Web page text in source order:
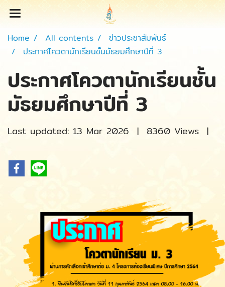
Home All contents
ข่าวประชาสัมพันธ์
ประกาศโควตานักเรียนชั้นมัธยมศึกษาปีที่ 3
ประกาศโควตานักเรียนชั้น
มัธยมศึกษาปีที่ 3
Last updated: 13 Mar 2026 | 8360 Views |